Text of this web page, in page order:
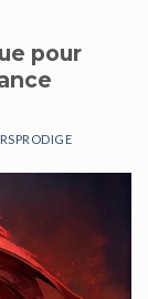
pour